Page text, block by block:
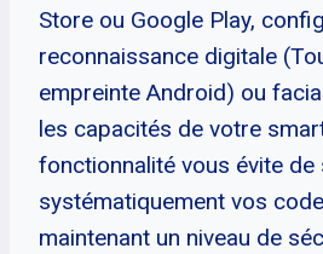
Store ou Google Play,
reconnaissance digitale
empreinte Android) ou
les capacités de votre
fonctionnalité vous évite de
systématiquement vos
maintenant un niveau de